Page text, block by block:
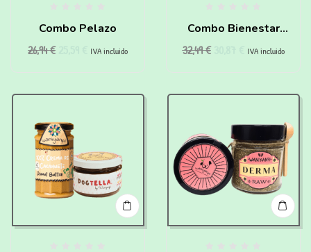
Combo Pelazo
26,94€ IVA incluido
Combo Bienestar
Digestivo
32,49€ IVA incluido